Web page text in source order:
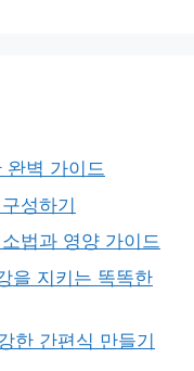
완벽 가이드
성하기
법과 영양 가이드
을 지키는 똑똑한
한 간편식 만들기